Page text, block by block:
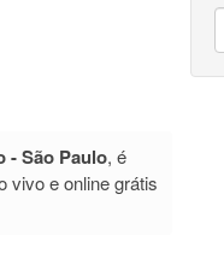
- São Paulo, é
vivo e online grátis